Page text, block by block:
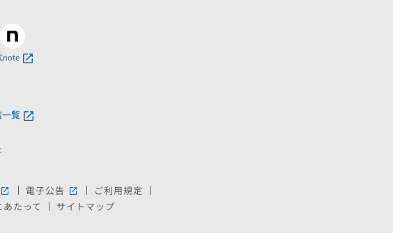
note
覧
で開きます。
しいウィンドウで開きます。
電子公告新しいウィンドウで開きます。
ご利用規定
たって サイトマップ